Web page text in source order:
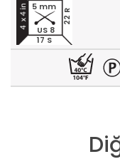
17 S
22 R
5 mm
US 8